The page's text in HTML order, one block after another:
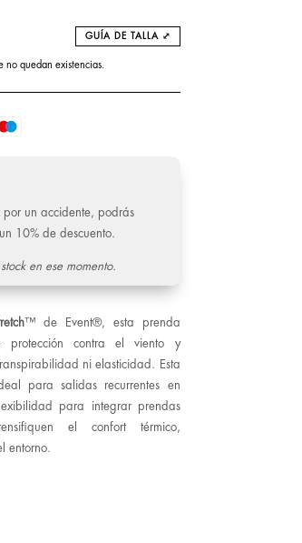
GUÍA DE TALLA ⤢
no quedan existencias.
un accidente, podrás
10% de descuento.
en ese momento.
™ de Event®, esta prenda
protección contra el viento y
ni elasticidad. Esta
para salidas recurrentes en
para integrar prendas
el confort térmico,
entorno.